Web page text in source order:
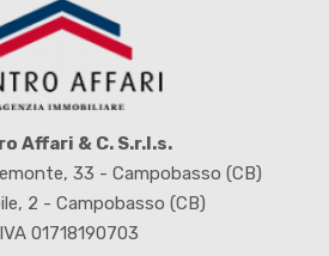
Affari & C. S.r.l.s.
33 - Campobasso (CB)
2 - Campobasso (CB)
01718190703